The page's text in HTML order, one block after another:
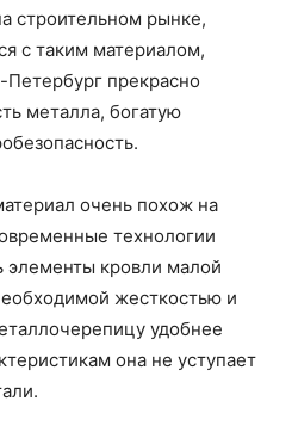
строительном рынке,
с таким материалом,
прекрасно
металла, богатую
очень похож на
технологии
элементы кровли малой
жесткостью и
удобнее
она не уступает